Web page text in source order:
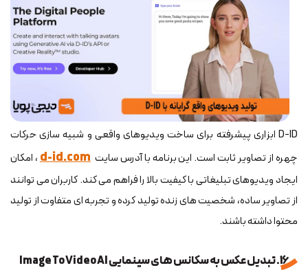
D-ID ابزاری پیشرفته برای ساخت ویدیوهای واقعی و شبیه سازی حرکات
چهره از تصاویر ثابت است. این برنامه با آدرس سایت d-id.com، امکان
ایجاد ویدیوهای تبلیغاتی با کیفیت بالا را فراهم می کند. کاربران می توانند
از تصاویر ساده، شخصیت های زنده تولید کرده و تجربه ای متفاوت از تولید
محتوا داشته باشند.
16. تبدیل عکس به سکانس های سینمایی Image To Video AI